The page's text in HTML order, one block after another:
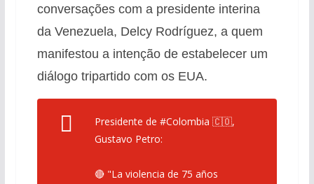
conversações com a presidente interina
da Venezuela, Delcy Rodríguez, a quem
manifestou a intenção de estabelecer um
diálogo tripartido com os EUA.
Presidente de #Colombia 🇨🇴,
Gustavo Petro:
🔴 "La violencia de 75 años